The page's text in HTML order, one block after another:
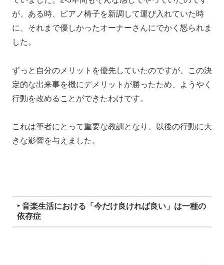
が、ある時、ピアノ椅子を新調して運び入れていた時
に、それまで優しかったオーナーさんにでかく怒られま
した。
ずっと自分のメリットを優先していたのですが、この決
定的な出来事を機にデメリットが勝ったため、ようやく
行動を改めることができたわけです。
これは筆者にとって重要な教訓となり、以後の行動に大
きな影響を与えました。
‣ 音楽生活における「今だけ良ければ良い」は一種の
依存症